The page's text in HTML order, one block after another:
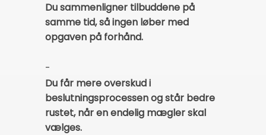
Du sammenligner tilbuddene på
samme tid, så ingen løber med
opgaven på forhånd.
-
Du får mere overskud i
beslutningsprocessen og står bedre
rustet, når en endelig mægler skal
vælges.